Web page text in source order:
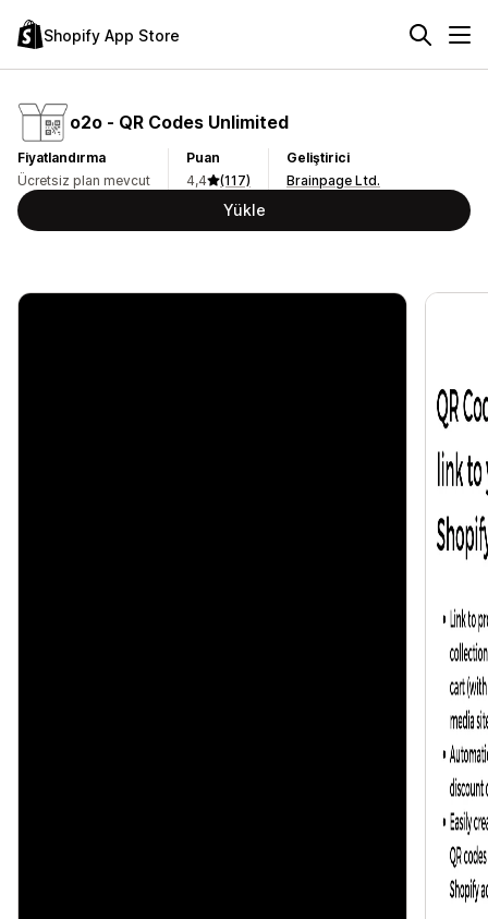
Shopify App Store
o2o ‑ QR Codes Unlimited
Fiyatlandırma
Ücretsiz plan mevcut
Puan
4,4
(117)
Geliştirici
Brainpage Ltd.
Yükle